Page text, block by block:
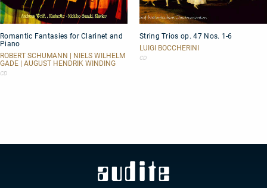
Fantasies
for
Clarinet
and
Piano
Romantic Fantasies for Clarinet and
Piano
ROBERT SCHUMANN | NIELS WILHELM
GADE | AUGUST HENDRIK WINDING
CD
Trios
op.
47
String Trios op. 47 Nos. 1-6
LUIGI BOCCHERINI
CD